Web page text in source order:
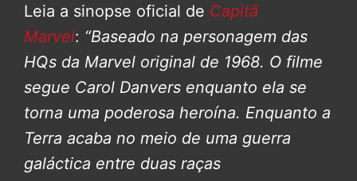
Leia a sinopse oficial de Capitã
Marvel: “Baseado na personagem das
HQs da Marvel original de 1968. O filme
segue Carol Danvers enquanto ela se
torna uma poderosa heroína. Enquanto a
Terra acaba no meio de uma guerra
galáctica entre duas raças